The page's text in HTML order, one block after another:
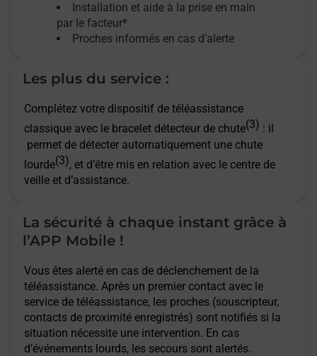
Installation et aide à la prise en main
par le facteur*
Proches informés en cas d’alerte
Les plus du service :
Complétez votre dispositif de téléassistance
classique avec le bracelet détecteur de chute(3) : il
permet de détecter automatiquement une chute
lourde(3), et d’être mis en relation avec le centre de
veille et d’assistance.
La sécurité à chaque instant grâce à
l’APP Mobile !
Vous êtes alerté en cas de déclenchement de la
téléassistance. Après un premier contact avec le
service de téléassistance, les proches (souscripteur,
contacts de proximité enregistrés) sont notifiés si la
situation nécessite une intervention. En cas
d’événements lourds, les secours sont alertés.